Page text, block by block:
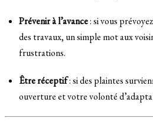
Prévenir à l’avance: si vous
des travaux, un simple mot aux
frustrations.
Être réceptif: si des plaintes
ouverture et votre volonté